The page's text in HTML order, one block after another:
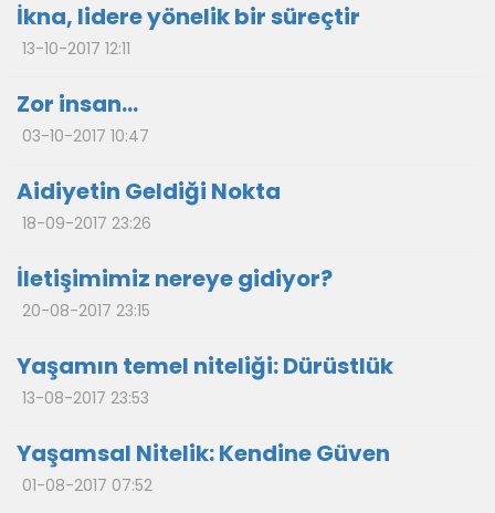
İkna, lidere yönelik bir süreçtir
13-10-2017 12:11
Zor insan…
03-10-2017 10:47
Aidiyetin Geldiği Nokta
18-09-2017 23:26
İletişimimiz nereye gidiyor?
20-08-2017 23:15
Yaşamın temel niteliği: Dürüstlük
13-08-2017 23:53
Yaşamsal Nitelik: Kendine Güven
01-08-2017 07:52